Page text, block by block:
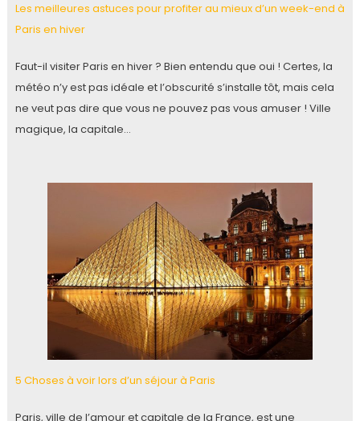
Les meilleures astuces pour profiter au mieux d’un week-end à
Paris en hiver
Faut-il visiter Paris en hiver ? Bien entendu que oui ! Certes, la
météo n’y est pas idéale et l’obscurité s’installe tôt, mais cela
ne veut pas dire que vous ne pouvez pas vous amuser ! Ville
magique, la capitale…
5 Choses à voir lors d’un séjour à Paris
Paris, ville de l’amour et capitale de la France, est une